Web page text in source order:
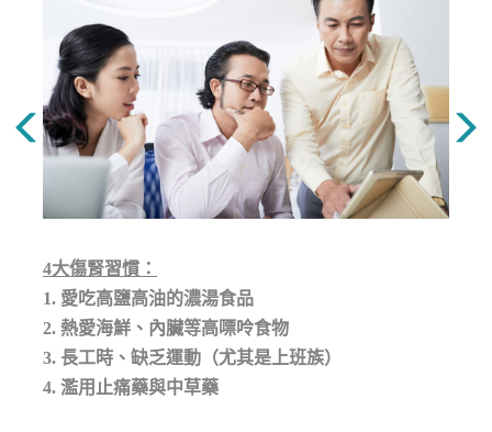
4大傷腎習慣：
1. 愛吃高鹽高油的濃湯食品
2. 熱愛海鮮 、 內臟等高嘌呤食物
3. 長工時、缺乏運動（尤其是上班族）
4. 濫用止痛藥與中草藥